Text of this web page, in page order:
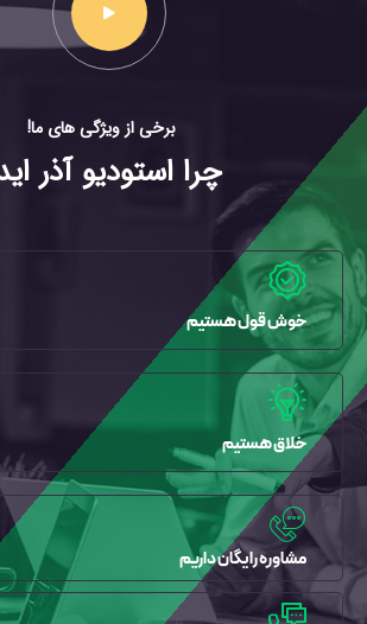
برخی از ویژگی های ما!
چرا استودیو آذر
خوش قول هستیم
خلاق هستیم
مشاوره رایگان داریم